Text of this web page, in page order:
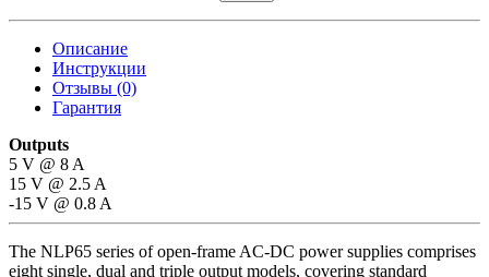
Описание
Инструкции
Отзывы (0)
Гарантия
Outputs
5 V @ 8 A
15 V @ 2.5 A
-15 V @ 0.8 A
The NLP65 series of open-frame AC-DC power supplies comprises
eight single, dual and triple output models, covering standard